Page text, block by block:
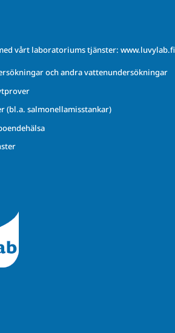
vårt laboratoriums tjänster: www.luvylab.fi
och andra vattenundersökningar
(bl.a. salmonellamisstankar)